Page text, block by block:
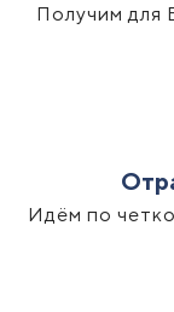
Получим для
Идём по